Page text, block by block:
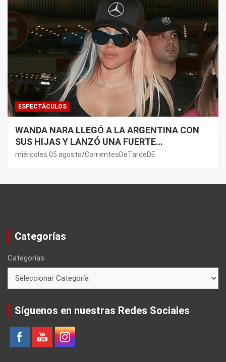
ESPECTÁCULOS
WANDA NARA LLEGÓ A LA ARGENTINA CON
SUS HIJAS Y LANZÓ UNA FUERTE
PREMONICIÓN SOBRE MAURO ICARDI
miércoles 05 agosto CorrientesDeTardeDE
Categorías
Categorías
Síguenos en nuestras Redes Sociales